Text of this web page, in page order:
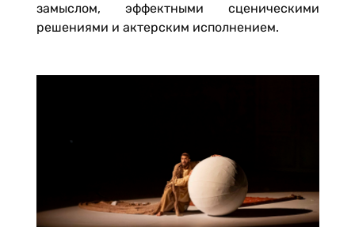
замыслом, эффектными сценическими
решениями и актерским исполнением.